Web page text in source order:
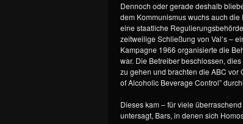
Dennoch oder gerade deshalb
dem Kommunismus wuchs auch
eine staatliche
zeitweilige Schließung von Val’s –
Kampagne 1966 organisierte die
war. Die Betreiber beschlossen,
zu gehen und brachten die ABC vor
of Alcoholic Beverage Control”
Dieses kam – für viele
untersagt, Bars, in denen sich